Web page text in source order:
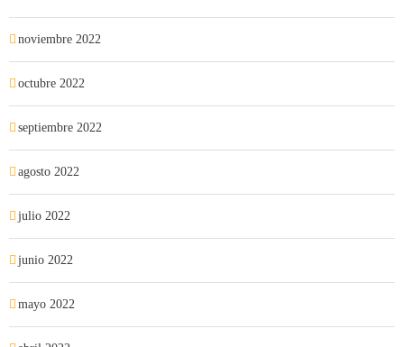
noviembre 2022
octubre 2022
septiembre 2022
agosto 2022
julio 2022
junio 2022
mayo 2022